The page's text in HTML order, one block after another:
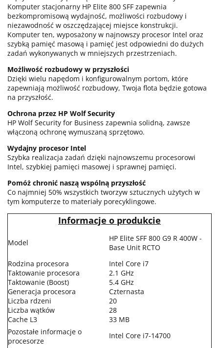
Komputer stacjonarny HP Elite 800 SFF zapewnia
bezkompromisową wydajność, możliwości rozbudowy i
niezawodność w oszczędzającej miejsce konstrukcji.
Komputer ten, wyposażony w najnowszy procesor Intel oraz
szybką pamięć masową i pamięć jest odpowiedni do dużych
zadań wykonywanych w mniejszych przestrzeniach.
Możliwość rozbudowy w przyszłości
Dzięki wielu napędom i konfigurowalnym portom, które
zapewniają możliwość rozbudowy, Twoja flota będzie gotowa
na przyszłość.
Ochrona przez HP Wolf Security
HP Wolf Security for Business zapewnia solidną, zawsze
włączoną ochronę wymuszaną sprzętowo.
Wydajny procesor Intel
Szybka realizacja zadań dzięki najnowszemu procesorowi
Intel, szybkiej pamięci masowej i sprawnej pamięci.
Pomóż chronić naszą wspólną przyszłość
Co najmniej 50% wszystkich tworzyw sztucznych użytych w
tym komputerze to materiały porecyklingowe.
Informacje o produkcie
Model
HP Elite SFF 800 G9 R 400W -
Base Unit RCTO
Rodzina procesora
Intel Core i7
Taktowanie procesora
2.1 GHz
Taktowanie (Boost)
5.4 GHz
Generacja procesora
Czternasta
Liczba rdzeni
20
Liczba wątków
28
Cache L3
33 MB
Pozostałe informacje o
procesorze
Intel Core i7-14700